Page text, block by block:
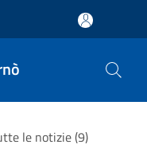
le notizie (9)